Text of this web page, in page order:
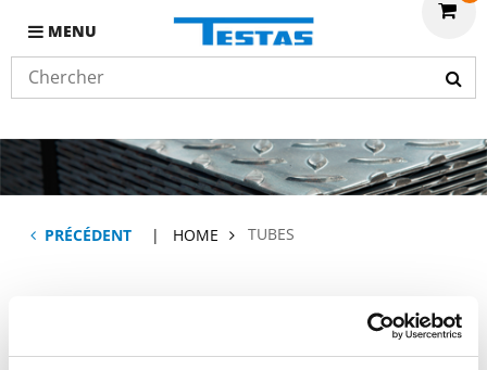
MENU
PRÉCÉDENT HOME TUBES